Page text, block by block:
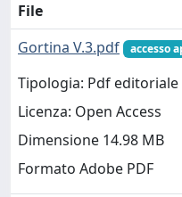
File
Gortina V.3.pdf
accesso
Tipologia: Pdf
Licenza: Open Access
Dimensione 14.98 MB
Formato Adobe PDF